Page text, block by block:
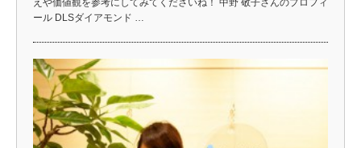
ール DLSダイアモンド …